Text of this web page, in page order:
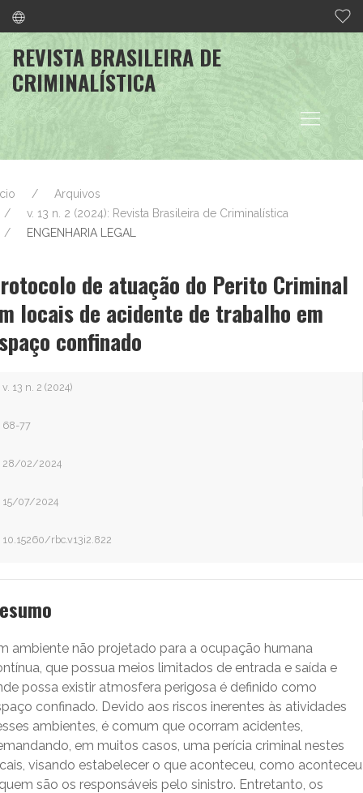
REVISTA BRASILEIRA DE
CRIMINALÍSTICA
Arquivos
v. 13 n. 2 (2024): Revista Brasileira de Criminalística
ENGENHARIA LEGAL
de atuação do Perito Criminal
locais de acidente de trabalho em
confinado
v. 13 n. 2 (2024)
68-77
28/02/2024
15/07/2024
10.15260/rbc.v13i2.822
ambiente não projetado para a ocupação humana
que possua meios limitados de entrada e saída e
possa existir atmosfera perigosa é definido como
confinado. Devido aos riscos inerentes às atividades
ambientes, é comum que ocorram acidentes,
em muitos casos, uma perícia criminal nestes
visando estabelecer o que aconteceu, como aconteceu
são os responsáveis pelo sinistro. Entretanto, os